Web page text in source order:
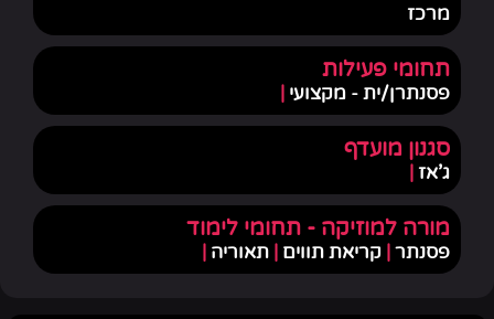
מרכז
תחומי פעילות
פסנתרן/ית - מקצועי
סגנון מועדף
ג'אז
מורה למוזיקה - תחומי לימוד
פסנתר קריאת תווים תאוריה